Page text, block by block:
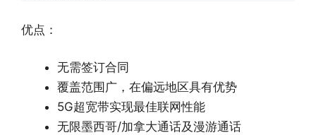
优点：
无需签订合同
覆盖范围广，在偏远地区具有优势
5G超宽带实现最佳联网性能
无限墨西哥/加拿大通话及漫游通话